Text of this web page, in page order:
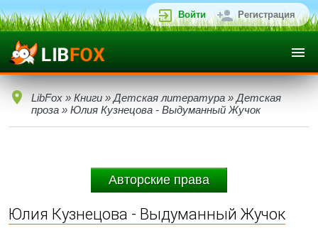
Войти Регистрация
LibFox » Книги » Детская литература » Детская
проза » Юлия Кузнецова - Выдуманный Жучок
Авторские права
Юлия Кузнецова - Выдуманный Жучок